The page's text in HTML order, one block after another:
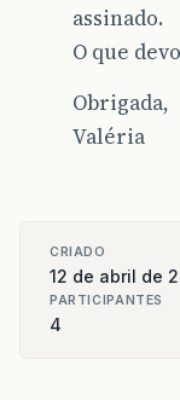
assinado.
O que
Obrigada,
Valéria
CRIADO
12 de abril de
PARTICIPANTES
4